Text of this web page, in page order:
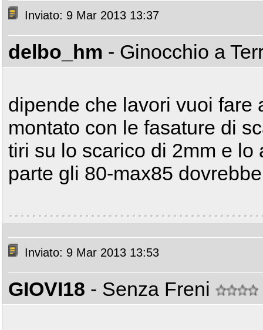
Inviato: 9 Mar 2013 13:37
delbo_hm - Ginocchio a
dipende che lavori vuoi fare
montato con le fasature di
tiri su lo scarico di 2mm e
parte gli 80-max85
Inviato: 9 Mar 2013 13:53
GIOVI18 - Senza Freni